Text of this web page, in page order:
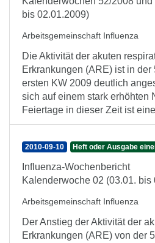
bis 02.01.2009)
Arbeitsgemeinschaft Influenza
Die Aktivität der akuten
Erkrankungen (ARE) ist in
ersten KW 2009 deutlich
sich auf einem stark erhöhten
Feiertage in dieser Zeit ist
2010-09-10 Heft oder Ausgabe
Influenza-Wochenbericht
Kalenderwoche 02 (03.01. bis
Arbeitsgemeinschaft Influenza
Der Anstieg der Aktivität der
Erkrankungen (ARE) von der